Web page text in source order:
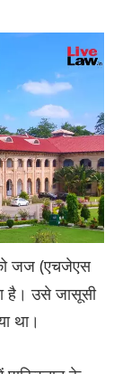
जज (एचजेएस
है। उसे जासूसी
था।